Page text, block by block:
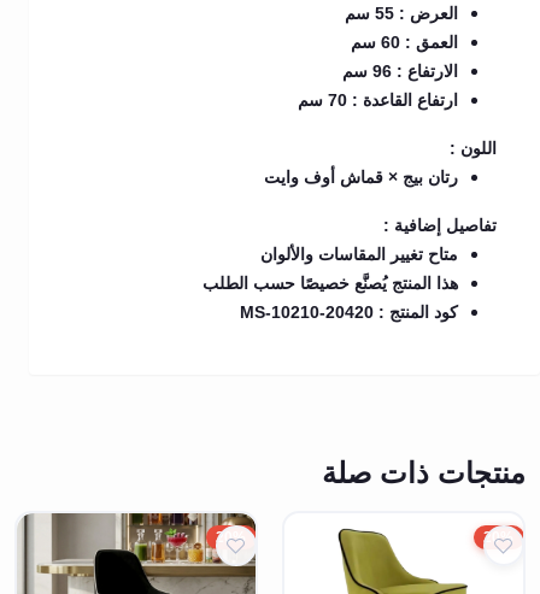
العرض : 55 سم
العمق : 60 سم
الارتفاع : 96 سم
ارتفاع القاعدة : 70 سم
اللون :
رتان بيج × قماش أوف وايت
تفاصيل إضافية :
متاح تغيير المقاسات والألوان
هذا المنتج يُصنَّع خصيصًا حسب الطلب
كود المنتج : MS-10210-20420
منتجات ذات صلة
20%
20%